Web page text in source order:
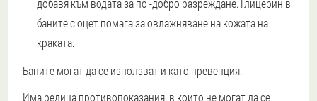
добавя към водата за по -добро разреждане. Глицерин в
баните с оцет помага за овлажняване на кожата на
краката.
Баните могат да се използват и като превенция.
Има редица противопоказания, в които не могат да се